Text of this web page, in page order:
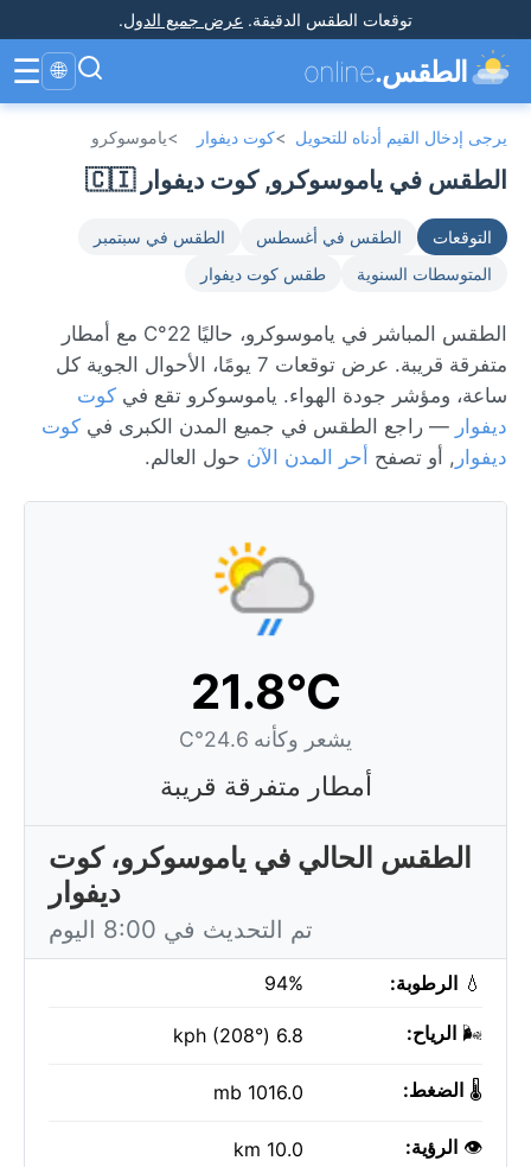
توقعات الطقس الدقيقة. عرض جميع الدول.
الطقس.online
🌐
☰
يرجى إدخال القيم أدناه للتحويل >كوت ديفوار >ياموسوكرو
الطقس في ياموسوكرو, كوت ديفوار 🇨🇮
التوقعات الطقس في أغسطس
الطقس في سبتمبر
المتوسطات السنوية
طقس كوت ديفوار
الطقس المباشر في ياموسوكرو، حاليًا 22°C مع أمطار
متفرقة قريبة. عرض توقعات 7 يومًا، الأحوال الجوية كل
ساعة، ومؤشر جودة الهواء. ياموسوكرو تقع في كوت
ديفوار — راجع الطقس في جميع المدن الكبرى في كوت
ديفوار , أو تصفح أحر المدن الآن حول العالم.
21.8°C
يشعر وكأنه 24.6°C
أمطار متفرقة قريبة
الطقس الحالي في ياموسوكرو، كوت
ديفوار
تم التحديث في 8:00 اليوم
💧 الرطوبة: 94%
🌬️ الرياح: 6.8 kph (208°)
🌡️ الضغط: 1016.0 mb
👁️ الرؤية: 10.0 km